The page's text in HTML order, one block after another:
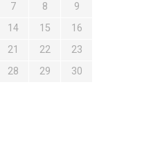
7 8
9
14 15
16
21 22
23
28 29
30